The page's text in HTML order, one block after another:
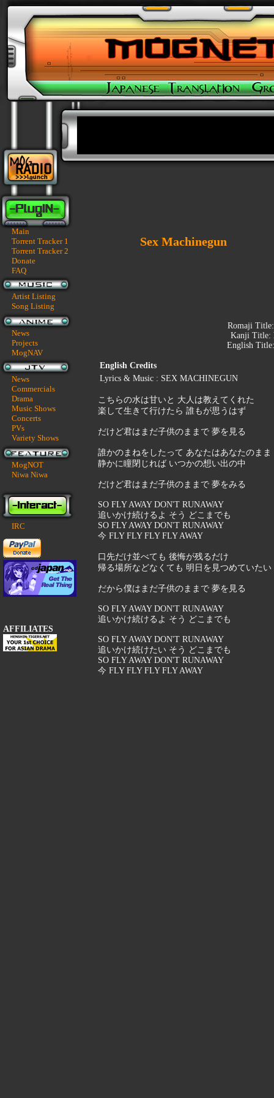
Main
Torrent Tracker 1
Torrent Tracker 2
Donate
FAQ
Artist Listing
Song Listing
News
Projects
MogNAV
News
Commercials
Drama
Music Shows
Concerts
PVs
Variety Shows
MogNOT
Niwa Niwa
IRC
AFFILIATES
Sex Machinegun
Romaji
Kanji Title:
English
English Credits
Lyrics & Music : SEX MACHINEGUN
こちらの水は甘いと 大人は教えてくれた
楽して生きて行けたら 誰もが思うはず
だけど君はまだ子供のままで 夢を見る
誰かのまねをしたって あなたはあなたのまま
静かに瞳閉じれば いつかの想い出の中
だけど君はまだ子供のままで 夢をみる
SO FLY AWAY DON'T RUNAWAY
追いかけ続けるよ そう どこまでも
SO FLY AWAY DON'T RUNAWAY
今 FLY FLY FLY FLY AWAY
口先だけ並べても 後悔が残るだけ
帰る場所などなくても 明日を見つめていたい
だから僕はまだ子供のままで 夢を見る
SO FLY AWAY DON'T RUNAWAY
追いかけ続けるよ そう どこまでも
SO FLY AWAY DON'T RUNAWAY
追いかけ続けたい そう どこまでも
SO FLY AWAY DON'T RUNAWAY
今 FLY FLY FLY FLY AWAY